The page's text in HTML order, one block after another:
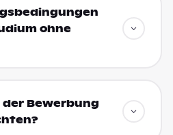
ohne
der Bewerbung